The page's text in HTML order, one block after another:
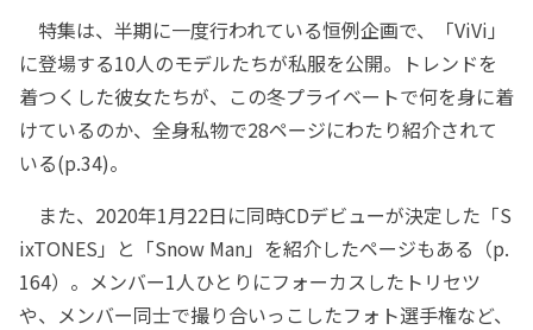
特集は、半期に一度行われている恒例企画で、「ViVi」
に登場する10人のモデルたちが私服を公開。トレンドを
着つくした彼女たちが、この冬プライベートで何を身に着
けているのか、全身私物で28ページにわたり紹介されて
いる(p.34)。
また、2020年1月22日に同時CDデビューが決定した「S
ixTONES」と「Snow Man」を紹介したページもある（p.
164）。メンバー1人ひとりにフォーカスしたトリセツ
や、メンバー同士で撮り合いっこしたフォト選手権など、